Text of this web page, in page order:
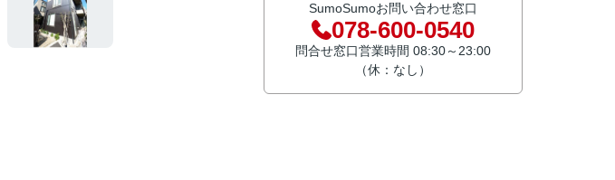
SumoSumoお問い合わせ窓口
078-600-0540
問合せ窓口営業時間 08:30～23:00
（休：なし）